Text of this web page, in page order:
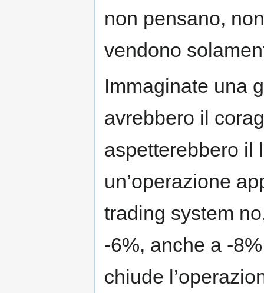
non pensano,
vendono
Immaginate una
avrebbero il
aspetterebbero il
un’operazione
trading system
-6%, anche a -
chiude